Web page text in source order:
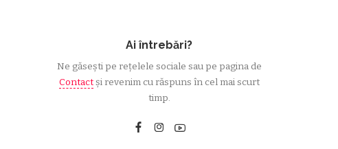
Ai întrebări?
Ne găsești pe rețelele sociale sau pe pagina de
Contactși revenim cu răspuns în cel mai scurt
timp.